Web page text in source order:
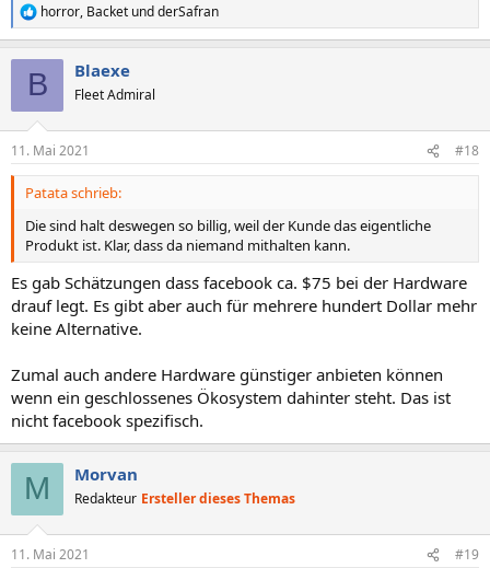
R
e
e
n
horror, Backet undderSafran
B Blaexe
Fleet Admiral
11. Mai 2021 #18
Patata schrieb:
Die sind halt deswegen so billig, weil der Kunde das eigentliche
Produkt ist. Klar, dass da niemand mithalten kann.
Es gab Schätzungen dass facebook ca. $75 bei der Hardware
drauf legt. Es gibt aber auch für mehrere hundert Dollar mehr
keine Alternative.
Zumal auch andere Hardware günstiger anbieten können
wenn ein geschlossenes Ökosystem dahinter steht. Das ist
nicht facebook spezifisch.
M Morvan
Redakteur Ersteller dieses Themas
11. Mai 2021 #19